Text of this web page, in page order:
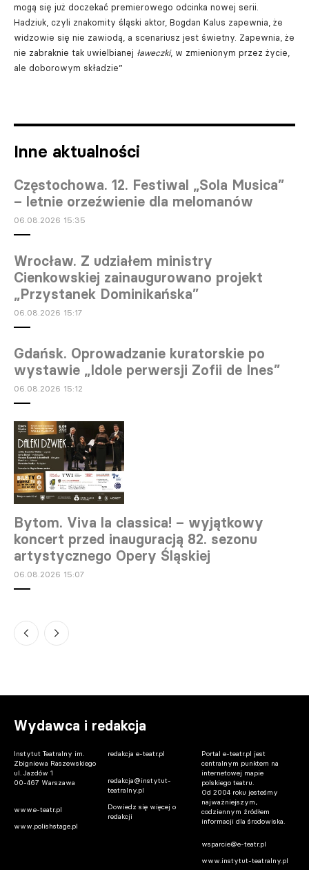
mogą się już doczekać premierowego odcinka nowej serii.
Hadziuk, czyli znakomity śląski aktor, Bogdan Kalus zapewnia, że
widzowie się nie zawiodą, a scenariusz jest świetny. Zapewnia, że
nie zabraknie tak uwielbianej ławeczki, w zmienionym przez życie,
ale doborowym składzie”
Inne aktualności
Częstochowa. 12. Festiwal „Sola Musica”
– letnie orzeźwienie dla melomanów
06.08.2026 15:35
Wrocław. Z udziałem ministry
Cienkowskiej zainaugurowano projekt
„Przystanek Dominikańska”
06.08.2026 15:17
Gdańsk. Oprowadzanie kuratorskie po
wystawie „Idole perwersji Zofii de Ines”
06.08.2026 15:12
Bytom. Viva la classica! – wyjątkowy
koncert przed inauguracją 82. sezonu
artystycznego Opery Śląskiej
06.08.2026 15:07
Teatru Ochoty
Warszawa. Premiera spektaklu „Osiecka”
w reż. Ewy Telegi w Teatrze Ateneum w
październiku
06.08.2026 12:00
Wydawca i redakcja
Instytut Teatralny im.
Zbigniewa Raszewskiego
ul. Jazdów 1
00-467 Warszawa
www.e-teatr.pl
www.polishstage.pl
redakcja e-teatr.pl
redakcja@instytut-
teatralny.pl
Dowiedz się więcej o
redakcji
Portal e-teatr.pl jest
centralnym punktem na
internetowej mapie
polskiego teatru.
Od 2004 roku jesteśmy
najważniejszym,
codziennym źródłem
informacji dla środowiska.
wsparcie@e-teatr.pl
www.instytut-teatralny.pl